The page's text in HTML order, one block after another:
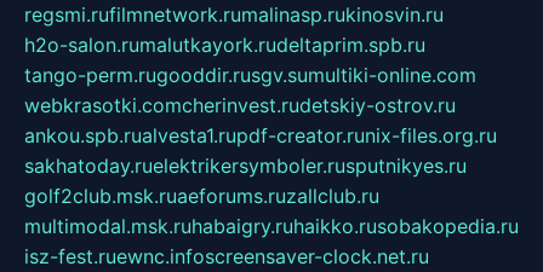
regsmi.rufilmnetwork.rumalinasp.rukinosvin.ru
h2o-salon.rumalutkayork.rudeltaprim.spb.ru
tango-perm.rugooddir.rusgv.sumultiki-online.com
webkrasotki.comcherinvest.rudetskiy-ostrov.ru
ankou.spb.rualvesta1.rupdf-creator.runix-files.org.ru
sakhatoday.ruelektrikersymboler.rusputnikyes.ru
golf2club.msk.ruaeforums.ruzallclub.ru
multimodal.msk.ruhabaigry.ruhaikko.rusobakopedia.ru
isz-fest.ruewnc.infoscreensaver-clock.net.ru